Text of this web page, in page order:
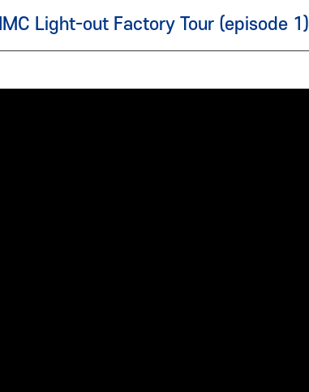
Light-out Factory Tour (episode 1)